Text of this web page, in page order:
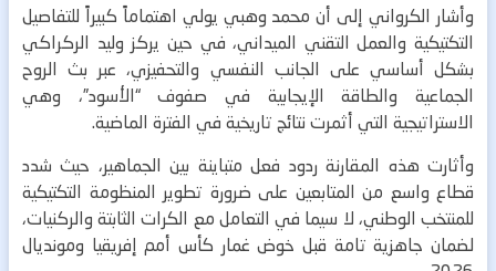
وأشار الكرواني إلى أن محمد وهبي يولي اهتماماً كبيراً للتفاصيل
التكتيكية والعمل التقني الميداني، في حين يركز وليد الركراكي
بشكل أساسي على الجانب النفسي والتحفيزي، عبر بث الروح
الجماعية والطاقة الإيجابية في صفوف “الأسود”، وهي
الاستراتيجية التي أثمرت نتائج تاريخية في الفترة الماضية.
وأثارت هذه المقارنة ردود فعل متباينة بين الجماهير، حيث شدد
قطاع واسع من المتابعين على ضرورة تطوير المنظومة التكتيكية
للمنتخب الوطني، لا سيما في التعامل مع الكرات الثابتة والركنيات،
لضمان جاهزية تامة قبل خوض غمار كأس أمم إفريقيا ومونديال